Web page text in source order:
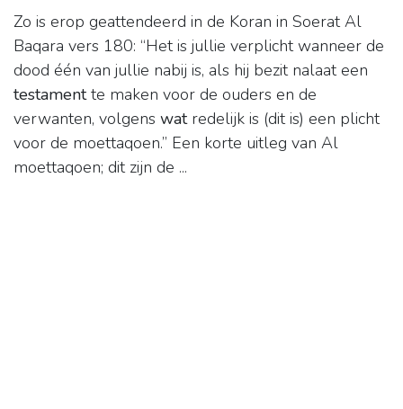
Zo is erop geattendeerd in de Koran in Soerat Al
Baqara vers 180: “Het is jullie verplicht wanneer de
dood één van jullie nabij is, als hij bezit nalaat een
testamentte maken voor de ouders en de
verwanten, volgens watredelijk is (dit is) een plicht
voor de moettaqoen.” Een korte uitleg van Al
moettaqoen; dit zijn de ...